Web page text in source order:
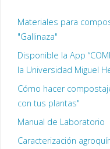
Materiales para
"Gallinaza"
Disponible la App
la Universidad Miguel
Cómo hacer
con tus plantas"
Manual de Laboratorio
Caracterización